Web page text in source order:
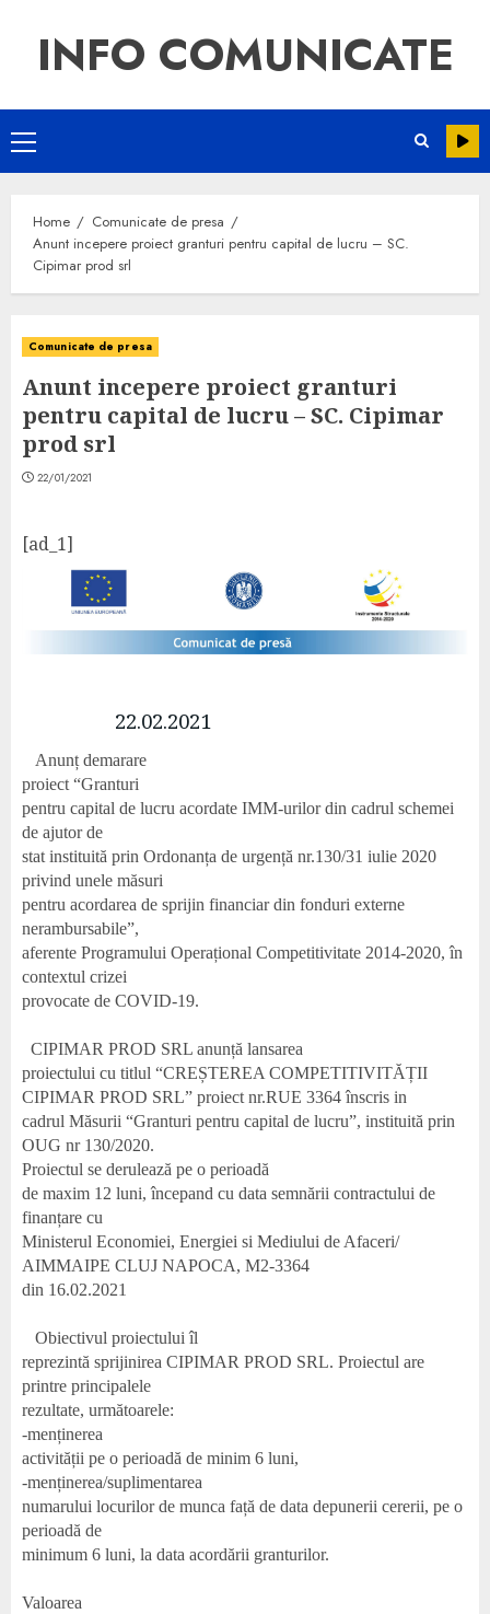
INFO COMUNICATE
Home
Comunicate de presa
Anunt incepere proiect granturi pentru capital de lucru – SC.
Cipimar prod srl
Comunicate de presa
Anunt incepere proiect granturi
pentru capital de lucru – SC. Cipimar
prod srl
22/01/2021
[ad_1]
22.02.2021
Anunț demarare
proiect “Granturi
pentru capital de lucru acordate IMM-urilor din cadrul schemei
de ajutor de
stat instituită prin Ordonanța de urgență nr.130/31 iulie 2020
privind unele măsuri
pentru acordarea de sprijin financiar din fonduri externe
nerambursabile”,
aferente Programului Operațional Competitivitate 2014-2020, în
contextul crizei
provocate de COVID-19.
CIPIMAR PROD SRL anunță lansarea
proiectului cu titlul “CREȘTEREA COMPETITIVITĂȚII
CIPIMAR PROD SRL” proiect nr.RUE 3364 înscris in
cadrul Măsurii “Granturi pentru capital de lucru”, instituită prin
OUG nr 130/2020.
Proiectul se derulează pe o perioadă
de maxim 12 luni, începand cu data semnării contractului de
finanțare cu
Ministerul Economiei, Energiei si Mediului de Afaceri/
AIMMAIPE CLUJ NAPOCA, M2-3364
din 16.02.2021
Obiectivul proiectului îl
reprezintă sprijinirea CIPIMAR PROD SRL. Proiectul are
printre principalele
rezultate, următoarele:
-menținerea
activității pe o perioadă de minim 6 luni,
-menținerea/suplimentarea
numarului locurilor de munca față de data depunerii cererii, pe o
perioadă de
minimum 6 luni, la data acordării granturilor.
Valoarea